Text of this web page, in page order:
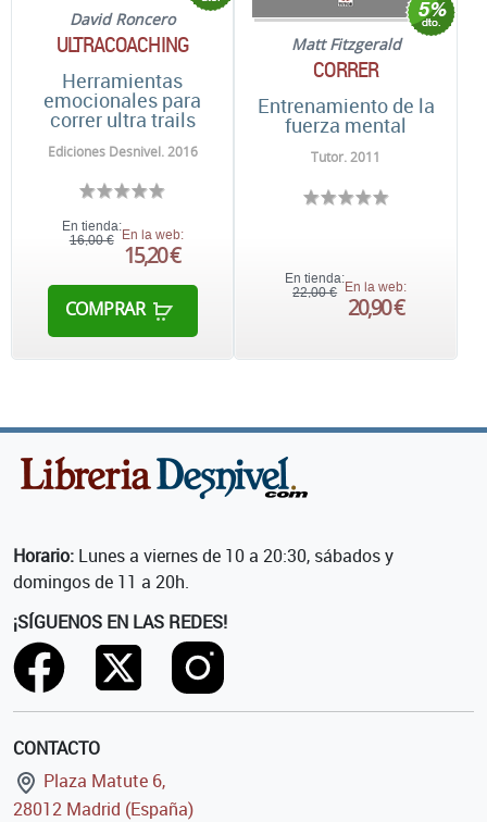
David Roncero
ULTRACOACHING
Herramientas
emocionales para
correr ultra trails
Ediciones Desnivel. 2016
En tienda:
16,00 € En la web:
15,20 €
COMPRAR
Matt Fitzgerald
CORRER
Entrenamiento de la
fuerza mental
Tutor. 2011
En tienda:
22,00 € En la web:
20,90 €
Horario: Lunes a viernes de 10 a 20:30, sábados y
domingos de 11 a 20h.
¡SÍGUENOS EN LAS REDES!
CONTACTO
Plaza Matute 6,
28012 Madrid (España)